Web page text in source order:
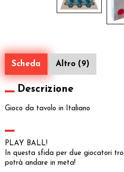
Scheda Altro (9)
Descrizione
Gioco da tavolo in Italiano
PLAY BALL!
In questa sfida per due giocatori
potrà andare in meta!